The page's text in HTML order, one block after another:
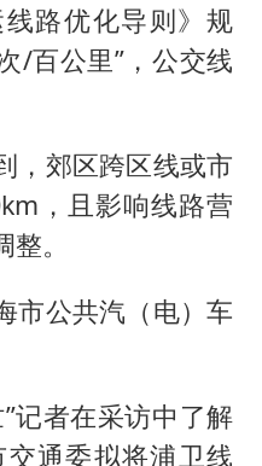
路优化导则》规
/百公里”，公交线
，郊区跨区线或市
，且影响线路营
。
市公共汽（电）车
记者在采访中了解
通委拟将浦卫线